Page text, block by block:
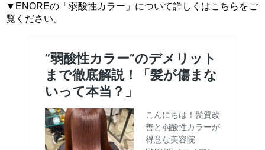
▼ENOREの「弱酸性カラー」について詳しくはこちらをご
覧ください。